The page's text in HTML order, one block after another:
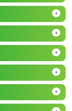
+
+
+
+
+